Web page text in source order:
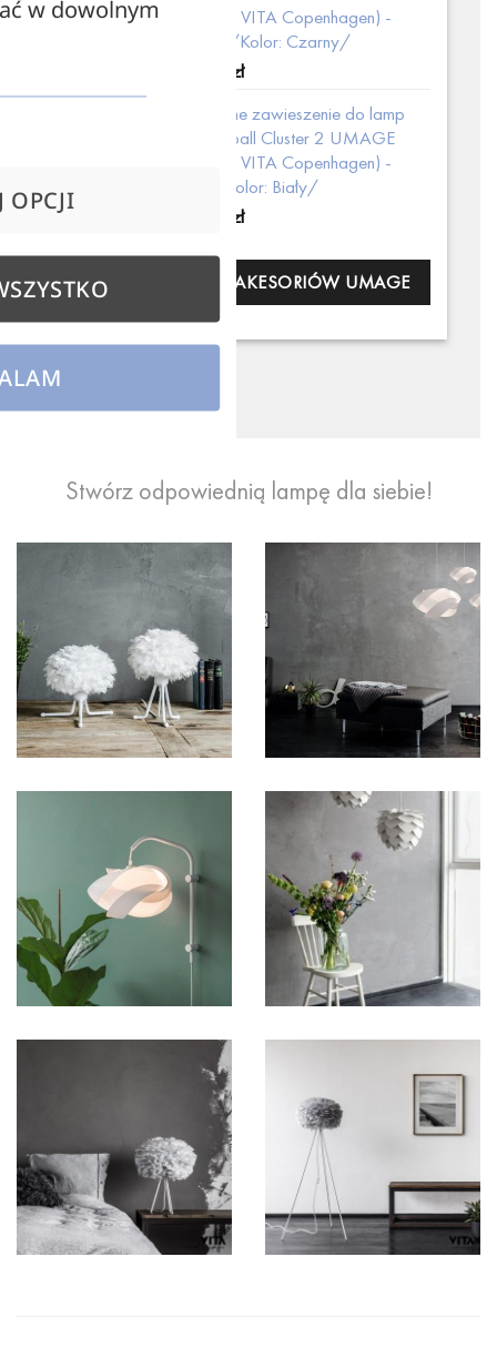
(dawniej VITA Copenhagen) -
czarne /Kolor: Czarny/
zł
Podwójne zawieszenie do lamp
Cannonball Cluster 2 UMAGE
(dawniej VITA Copenhagen) -
białe /Kolor: Biały/
zł
PEŁNA KOLEKCJA AKESORIÓW UMAGE
Stwórz odpowiednią lampę dla siebie!
w dowolnym
OPCJI